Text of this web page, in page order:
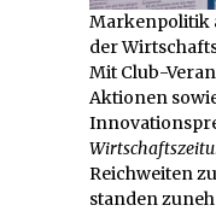
Markenpolitik
der
Mit Club-
Aktionen
Reichweiten
standen